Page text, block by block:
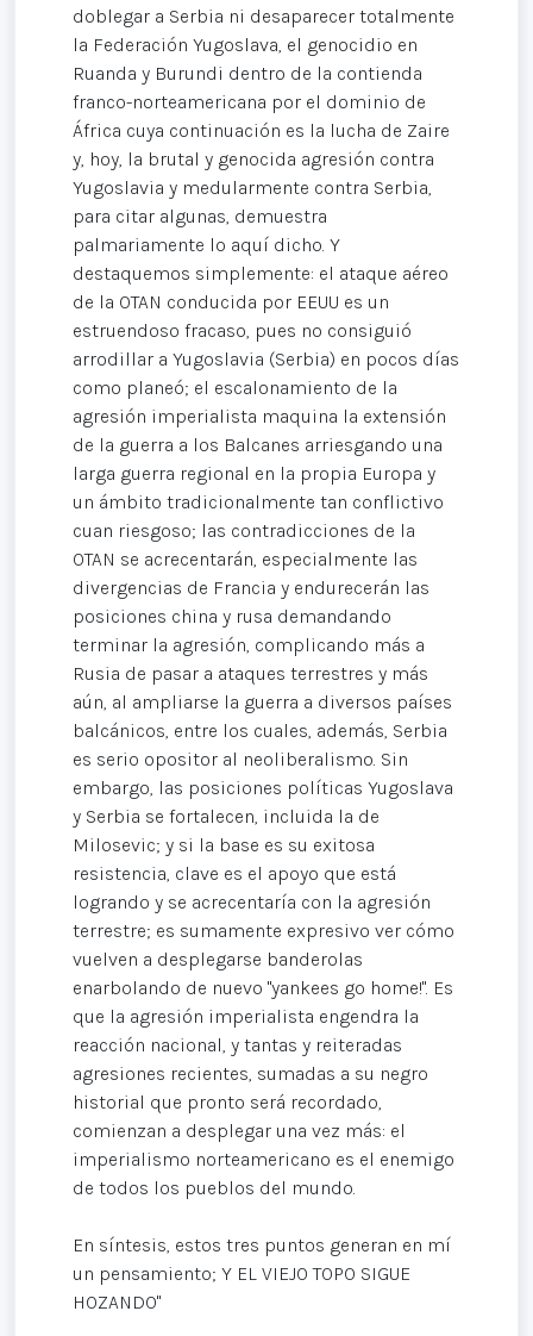
doblegar a Serbia ni desaparecer totalmente
la Federación Yugoslava, el genocidio en
Ruanda y Burundi dentro de la contienda
franco-norteamericana por el dominio de
África cuya continuación es la lucha de Zaire
y, hoy, la brutal y genocida agresión contra
Yugoslavia y medularmente contra Serbia,
para citar algunas, demuestra
palmariamente lo aquí dicho. Y
destaquemos simplemente: el ataque aéreo
de la OTAN conducida por EEUU es un
estruendoso fracaso, pues no consiguió
arrodillar a Yugoslavia (Serbia) en pocos días
como planeó; el escalonamiento de la
agresión imperialista maquina la extensión
de la guerra a los Balcanes arriesgando una
larga guerra regional en la propia Europa y
un ámbito tradicionalmente tan conflictivo
cuan riesgoso; las contradicciones de la
OTAN se acrecentarán, especialmente las
divergencias de Francia y endurecerán las
posiciones china y rusa demandando
terminar la agresión, complicando más a
Rusia de pasar a ataques terrestres y más
aún, al ampliarse la guerra a diversos países
balcánicos, entre los cuales, además, Serbia
es serio opositor al neoliberalismo. Sin
embargo, las posiciones políticas Yugoslava
y Serbia se fortalecen, incluida la de
Milosevic; y si la base es su exitosa
resistencia, clave es el apoyo que está
logrando y se acrecentaría con la agresión
terrestre; es sumamente expresivo ver cómo
vuelven a desplegarse banderolas
enarbolando de nuevo "yankees go home!". Es
que la agresión imperialista engendra la
reacción nacional, y tantas y reiteradas
agresiones recientes, sumadas a su negro
historial que pronto será recordado,
comienzan a desplegar una vez más: el
imperialismo norteamericano es el enemigo
de todos los pueblos del mundo.
En síntesis, estos tres puntos generan en mí
un pensamiento; Y EL VIEJO TOPO SIGUE
HOZANDO"